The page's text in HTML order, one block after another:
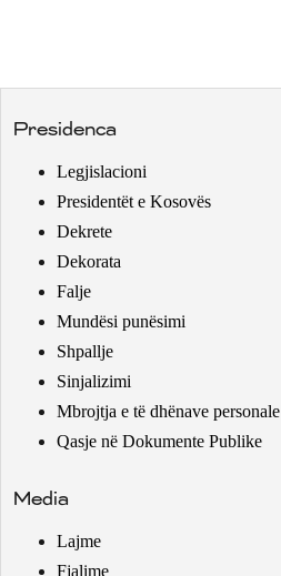
Presidenca
Legjislacioni
Presidentët e Kosovës
Dekrete
Dekorata
Falje
Mundësi punësimi
Shpallje
Sinjalizimi
Mbrojtja e të dhënave personale
Qasje në Dokumente Publike
Media
Lajme
Fjalime